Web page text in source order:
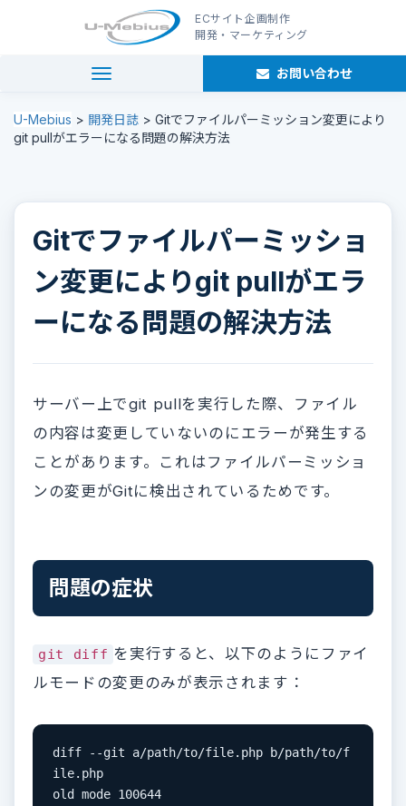
ECサイト企画制作
開発・マーケティング
navigation お問い合わせ
U-Mebius > 開発日誌 > Gitでファイルパーミッション変更により
git pullがエラーになる問題の解決方法
Gitでファイルパーミッショ
ン変更によりgit pullがエラ
ーになる問題の解決方法
サーバー上でgit pullを実行した際、ファイル
の内容は変更していないのにエラーが発生する
ことがあります。これはファイルパーミッショ
ンの変更がGitに検出されているためです。
問題の症状
git diff を実行すると、以下のようにファイ
ルモードの変更のみが表示されます：
diff --git a/path/to/file.php b/path/to/f
ile.php
old mode 100644